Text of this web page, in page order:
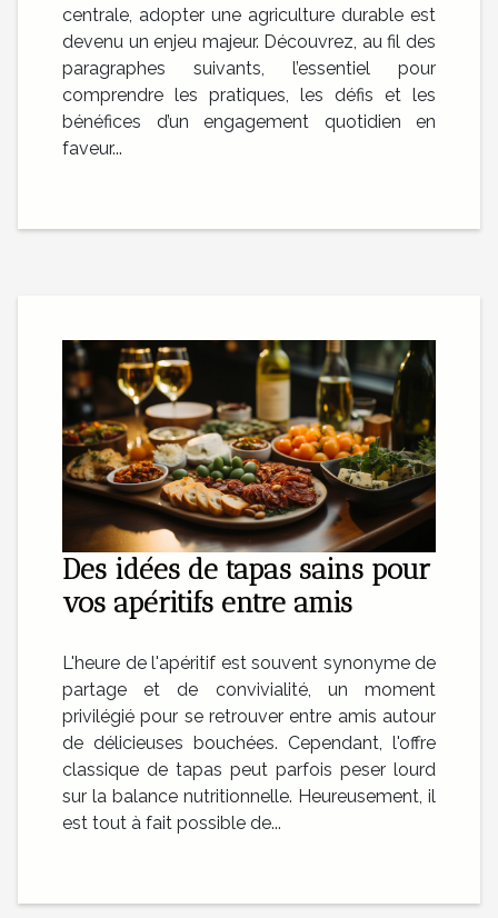
centrale, adopter une agriculture durable est
devenu un enjeu majeur. Découvrez, au fil des
paragraphes suivants, l’essentiel pour
comprendre les pratiques, les défis et les
bénéfices d’un engagement quotidien en
faveur...
Des idées de tapas sains pour
vos apéritifs entre amis
L'heure de l'apéritif est souvent synonyme de
partage et de convivialité, un moment
privilégié pour se retrouver entre amis autour
de délicieuses bouchées. Cependant, l'offre
classique de tapas peut parfois peser lourd
sur la balance nutritionnelle. Heureusement, il
est tout à fait possible de...